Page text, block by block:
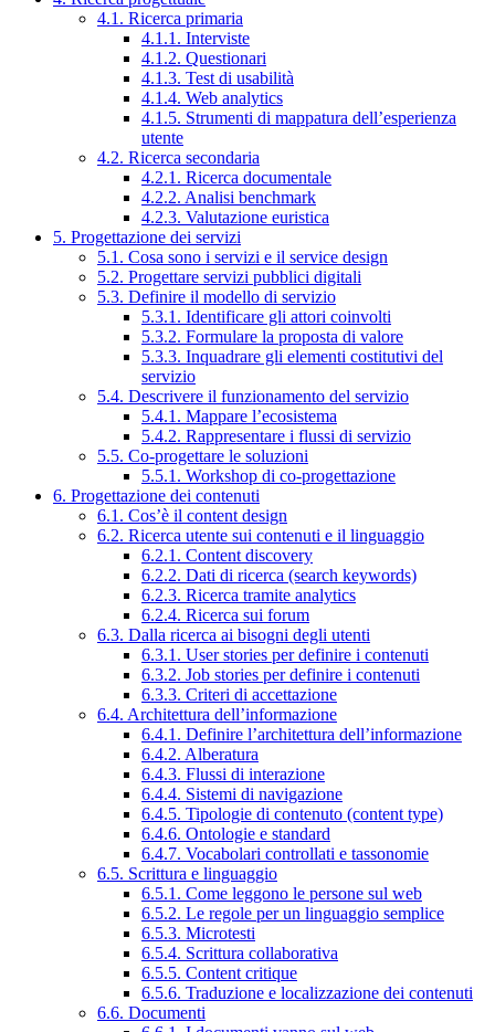
4.1. Ricerca primaria
4.1.1. Interviste
4.1.2. Questionari
4.1.3. Test di usabilità
4.1.4. Web analytics
4.1.5. Strumenti di mappatura dell’esperienza
utente
4.2. Ricerca secondaria
4.2.1. Ricerca documentale
4.2.2. Analisi benchmark
4.2.3. Valutazione euristica
5. Progettazione dei servizi
5.1. Cosa sono i servizi e il service design
5.2. Progettare servizi pubblici digitali
5.3. Definire il modello di servizio
5.3.1. Identificare gli attori coinvolti
5.3.2. Formulare la proposta di valore
5.3.3. Inquadrare gli elementi costitutivi del
servizio
5.4. Descrivere il funzionamento del servizio
5.4.1. Mappare l’ecosistema
5.4.2. Rappresentare i flussi di servizio
5.5. Co-progettare le soluzioni
5.5.1. Workshop di co-progettazione
6. Progettazione dei contenuti
6.1. Cos’è il content design
6.2. Ricerca utente sui contenuti e il linguaggio
6.2.1. Content discovery
6.2.2. Dati di ricerca (search keywords)
6.2.3. Ricerca tramite analytics
6.2.4. Ricerca sui forum
6.3. Dalla ricerca ai bisogni degli utenti
6.3.1. User stories per definire i contenuti
6.3.2. Job stories per definire i contenuti
6.3.3. Criteri di accettazione
6.4. Architettura dell’informazione
6.4.1. Definire l’architettura dell’informazione
6.4.2. Alberatura
6.4.3. Flussi di interazione
6.4.4. Sistemi di navigazione
6.4.5. Tipologie di contenuto (content type)
6.4.6. Ontologie e standard
6.4.7. Vocabolari controllati e tassonomie
6.5. Scrittura e linguaggio
6.5.1. Come leggono le persone sul web
6.5.2. Le regole per un linguaggio semplice
6.5.3. Microtesti
6.5.4. Scrittura collaborativa
6.5.5. Content critique
6.5.6. Traduzione e localizzazione dei contenuti
6.6. Documenti